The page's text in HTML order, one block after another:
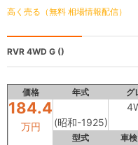
高く売る（無料 相場情報配信）
RVR 4WD G ()
価格 年式 グ
184.4
万円 (昭和-1925)
型式 車検